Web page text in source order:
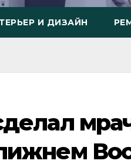
И ДИЗАЙН